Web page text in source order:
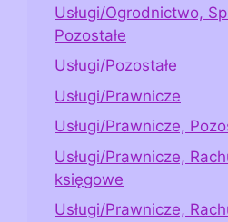
Usługi/Ogrodnictwo,
Pozostałe
Usługi/Pozostałe
Usługi/Prawnicze
Usługi/Prawnicze,
Usługi/Prawnicze,
księgowe
Usługi/Prawnicze,